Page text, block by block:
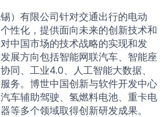
）有限公司针对交通出行的电动
性化，提供面向未来的创新技术和
中国市场的技术战略的实现和发
展方向包括智能网联汽车、智能座
同、工业4.0、人工智能大数据、
务。博世中国创新与软件开发中心
车辅助驾驶、氢燃料电池、重卡电
等多个领域取得创新研发成果。